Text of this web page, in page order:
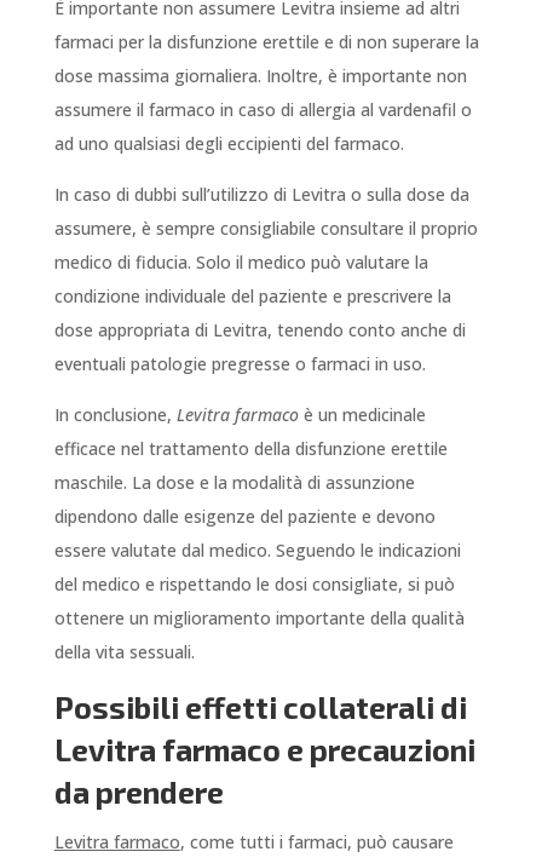
È importante non assumere Levitra insieme ad altri
farmaci per la disfunzione erettile e di non superare la
dose massima giornaliera. Inoltre, è importante non
assumere il farmaco in caso di allergia al vardenafil o
ad uno qualsiasi degli eccipienti del farmaco.
In caso di dubbi sull’utilizzo di Levitra o sulla dose da
assumere, è sempre consigliabile consultare il proprio
medico di fiducia. Solo il medico può valutare la
condizione individuale del paziente e prescrivere la
dose appropriata di Levitra, tenendo conto anche di
eventuali patologie pregresse o farmaci in uso.
In conclusione, Levitra farmacoè un medicinale
efficace nel trattamento della disfunzione erettile
maschile. La dose e la modalità di assunzione
dipendono dalle esigenze del paziente e devono
essere valutate dal medico. Seguendo le indicazioni
del medico e rispettando le dosi consigliate, si può
ottenere un miglioramento importante della qualità
della vita sessuali.
Possibili effetti collaterali di
Levitra farmaco e precauzioni
da prendere
Levitra farmaco, come tutti i farmaci, può causare